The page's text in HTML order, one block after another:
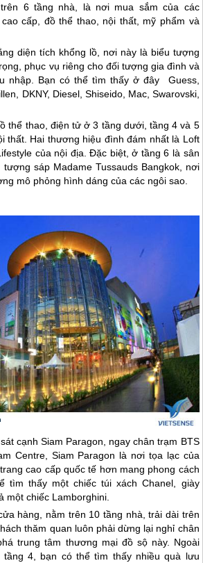
6 tầng nhà, là nơi mua sắm của các
cấp, đồ thể thao, nội thất, mỹ phẩm và
diện tích khổng lồ, nơi này là biểu tượng
phục vụ riêng cho đối tượng gia đình và
nhập. Bạn có thể tìm thấy ở đây Guess,
DKNY, Diesel, Shiseido, Mac, Swarovski,
thể thao, điện tử ở 3 tầng dưới, tầng 4 và 5
thất. Hai thương hiệu đình đám nhất là Loft
của nội địa. Đặc biệt, ở tầng 6 là sân
sáp Madame Tussauds Bangkok, nơi
mô phỏng hình dáng của các ngôi sao.
cạnh Siam Paragon, ngay chân trạm BTS
Centre, Siam Paragon là nơi tọa lạc của
cao cấp quốc tế hơn mang phong cách
tìm thấy một chiếc túi xách Chanel, giày
một chiếc Lamborghini.
hàng, nằm trên 10 tầng nhà, trải dài trên
thăm quan luôn phải dừng lại nghỉ chân
trung tâm thương mại đồ sộ này. Ngoài
4, bạn có thể tìm thấy nhiều quà lưu